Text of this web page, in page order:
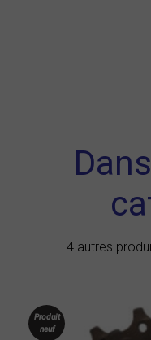
4 autres
Produit
neuf